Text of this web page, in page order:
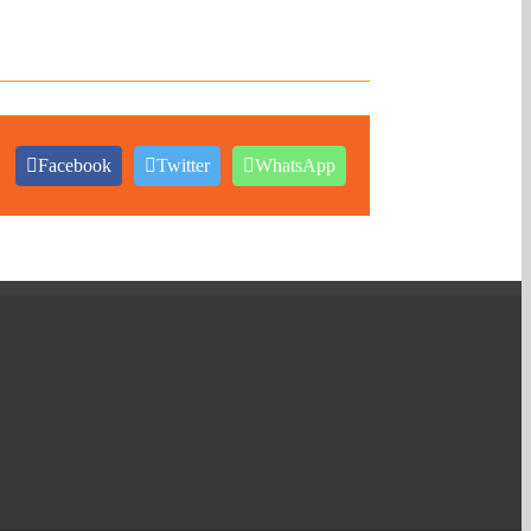
Facebook Twitter WhatsApp